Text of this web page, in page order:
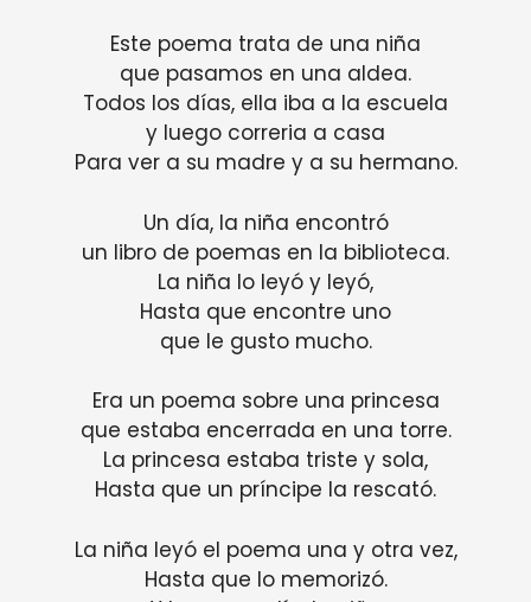
Este poema trata de una niña
que pasamos en una aldea.
Todos los días, ella iba a la escuela
y luego correria a casa
Para ver a su madre y a su hermano.
Un día, la niña encontró
un libro de poemas en la biblioteca.
La niña lo leyó y leyó,
Hasta que encontre uno
que le gusto mucho.
Era un poema sobre una princesa
que estaba encerrada en una torre.
La princesa estaba triste y sola,
Hasta que un príncipe la rescató.
La niña leyó el poema una y otra vez,
Hasta que lo memorizó.